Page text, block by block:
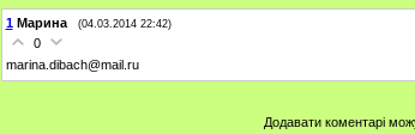
1 Марина (04.03.2014 22:42)
0
marina.dibach@mail.ru
Додавати коментарі